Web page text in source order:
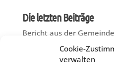
Cookie-
verwalten
Die letzten Beiträge
Bericht aus der
Feuerlöscher-
AUSSCHREIBUNG der